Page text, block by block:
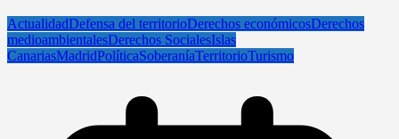
ActualidadDefensa del territorioDerechos económicosDerechos
medioambientalesDerechos SocialesIslas
CanariasMadridPolíticaSoberaníaTerritorioTurismo